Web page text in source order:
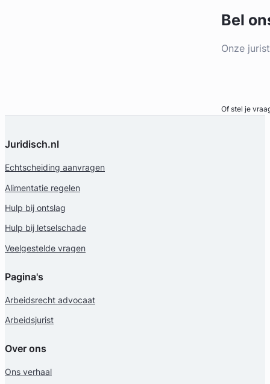
Bel
Onze
Of stel je
Juridisch.nl
Echtscheiding aanvragen
Alimentatie regelen
Hulp bij ontslag
Hulp bij letselschade
Veelgestelde vragen
Pagina's
Arbeidsrecht advocaat
Arbeidsjurist
Over ons
Ons verhaal